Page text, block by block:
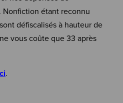
étant reconnu
défiscalisés à hauteur de
vous coûte que 33 après
.